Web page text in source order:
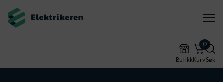
ButikkKurv
0
Søk